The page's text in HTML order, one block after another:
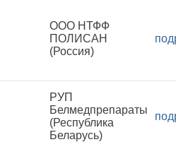
ООО НТФФ
ПОЛИСАН
(Россия)
РУП
Белмедпрепараты
(Республика
Беларусь)